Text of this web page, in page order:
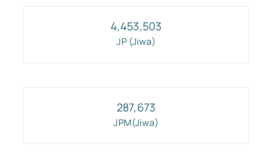
Kalimantan Selatan
Kalimantan Utara
4,453,503
JP (Jiwa)
287,673
JPM(Jiwa)